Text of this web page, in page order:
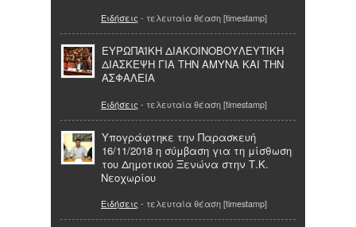
Ειδήσεις - τελευταία θέαση [timestamp]
ΕΥΡΩΠΑΪΚΗ ΔΙΑΚΟΙΝΟΒΟΥΛΕΥΤΙΚΗ
ΔΙΑΣΚΕΨΗ ΓΙΑ ΤΗΝ ΑΜΥΝΑ ΚΑΙ ΤΗΝ
ΑΣΦΑΛΕΙΑ
Ειδήσεις - τελευταία θέαση [timestamp]
Υπογράφτηκε την Παρασκευή
16/11/2018 η σύμβαση για τη μίσθωση
του Δημοτικού Ξενώνα στην Τ.Κ.
Νεοχωρίου
Ειδήσεις - τελευταία θέαση [timestamp]